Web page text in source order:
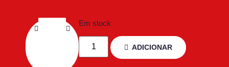
Em stock
ADICIONAR